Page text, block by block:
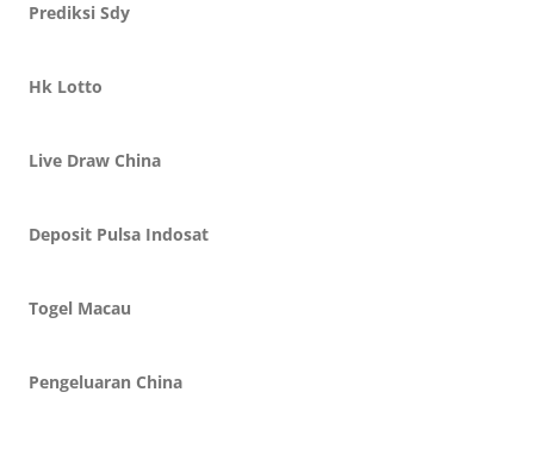
Prediksi Sdy
Hk Lotto
Live Draw China
Deposit Pulsa Indosat
Togel Macau
Pengeluaran China